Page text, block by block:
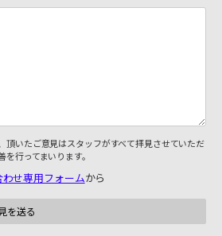
頂いたご意見はスタッフがすべて拝見させていただ
行ってまいります。
わせ専用フォームから